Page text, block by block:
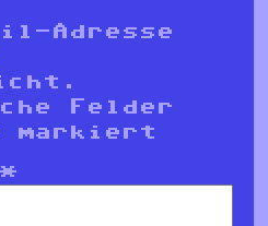
Adresse
Felder
markiert
*